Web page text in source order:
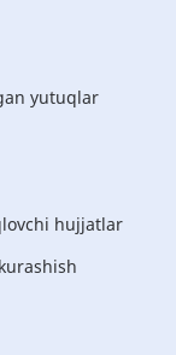
yutuqlar
hujjatlar